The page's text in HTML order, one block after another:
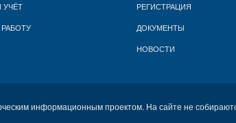
РЕГИСТРАЦИЯ
ДОКУМЕНТЫ
НОВОСТИ
информационным проектом. На сайте не